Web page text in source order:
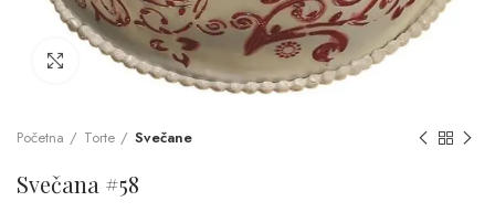
Click to enlarge
Početna Torte Svečane
Svečana #58